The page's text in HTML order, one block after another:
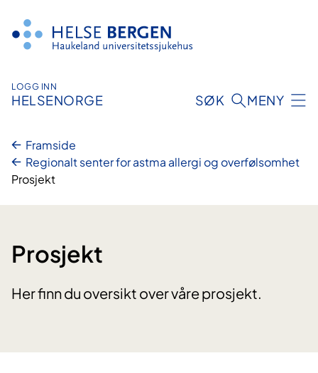
innhald
LOGG INN
HELSENORGE SØK MENY
Framside
Regionalt senter for astma allergi og overfølsomhet
Prosjekt
Prosjekt
Her finn du oversikt over våre prosjekt.